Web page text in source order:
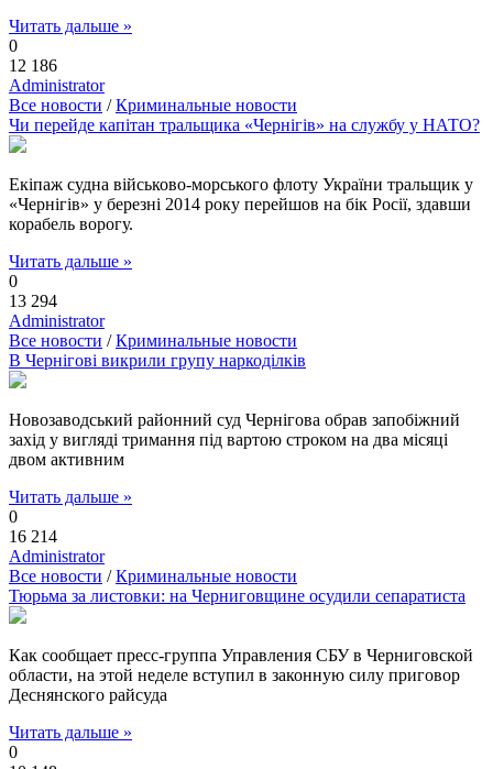
Читать дальше »
0
12 186
Administrator
Все новости /Криминальные новости
Чи перейде капітан тральщика «Чернігів» на службу у НАТО?
Екіпаж судна військово-морського флоту України тральщик у
«Чернігів» у березні 2014 року перейшов на бік Росії, здавши
корабель ворогу.
Читать дальше »
0
13 294
Administrator
Все новости /Криминальные новости
В Чернігові викрили групу наркоділків
Новозаводський районний суд Чернігова обрав запобіжний
захід у вигляді тримання під вартою строком на два місяці
двом активним
Читать дальше »
0
16 214
Administrator
Все новости /Криминальные новости
Тюрьма за листовки: на Черниговщине осудили сепаратиста
Как сообщает пресс-группа Управления СБУ в Черниговской
области, на этой неделе вступил в законную силу приговор
Деснянского райсуда
Читать дальше »
0